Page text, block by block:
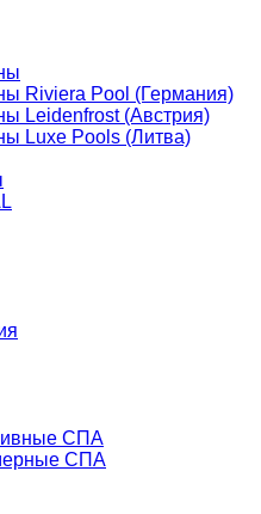
Riviera Pool (Германия)
Leidenfrost (Австрия)
Luxe Pools (Литва)
СПА
СПА